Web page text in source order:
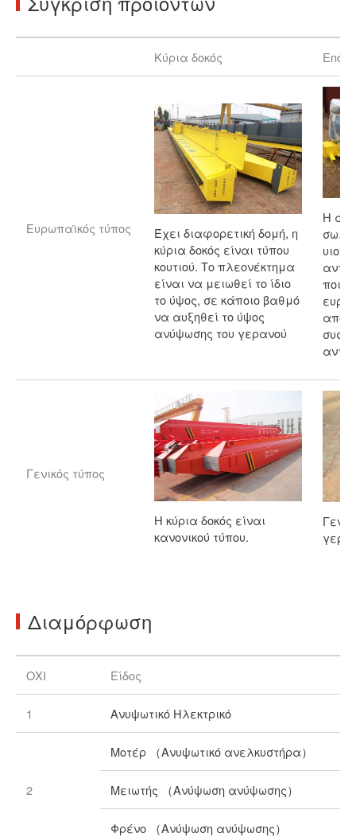
Κύρια δοκός End
Ευρωπαϊκός τύπος
Έχει διαφορετική δομή, η
κύρια δοκός είναι τύπου
κουτιού. Το πλεονέκτημα
είναι να μειωθεί το ίδιο
το ύψος, σε κάποιο βαθμό
να αυξηθεί το ύψος
ανύψωσης του γερανού
Η
Γενικός τύπος
Η κύρια δοκός είναι
κανονικού τύπου.
Διαμόρφωση
ΟΧΙ Είδος
1 Ανυψωτικό Ηλεκτρικό
2
Μοτέρ （Ανυψωτικό ανελκυστήρα）
Μειωτής （Ανύψωση ανύψωσης）
Φρένο （Ανύψωση ανύψωσης）